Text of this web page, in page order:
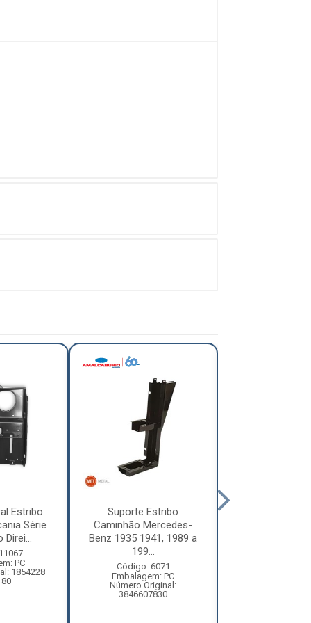
Estribo
Série
Direi...
PC
1854228
Suporte Estribo
Caminhão Mercedes-
Benz 1935 1941, 1989 a
199...
Código: 6071
Embalagem: PC
Número Original:
3846607830